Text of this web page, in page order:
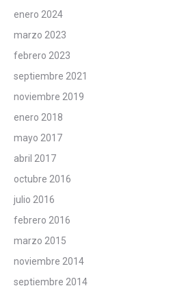
enero 2024
marzo 2023
febrero 2023
septiembre 2021
noviembre 2019
enero 2018
mayo 2017
abril 2017
octubre 2016
julio 2016
febrero 2016
marzo 2015
noviembre 2014
septiembre 2014